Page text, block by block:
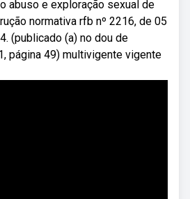
abuso e exploração sexual de
normativa rfb nº 2216, de 05
(publicado (a) no dou de
página 49) multivigente vigente